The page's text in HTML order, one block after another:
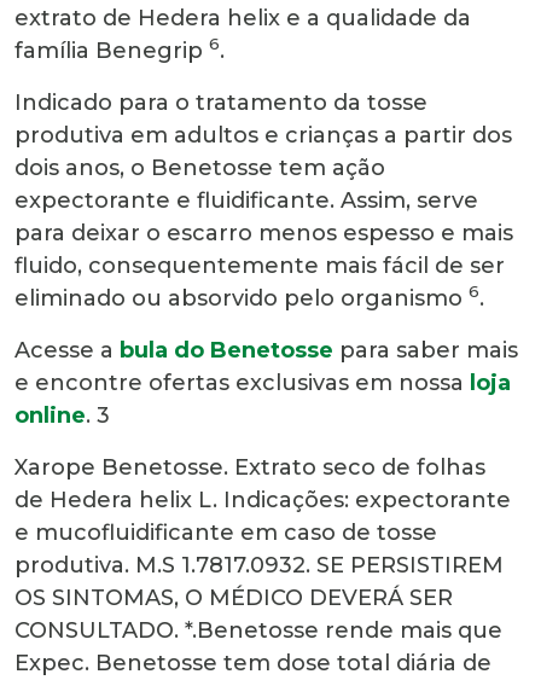
extrato de Hedera helix e a qualidade da
família Benegrip 6.
Indicado para o tratamento da tosse
produtiva em adultos e crianças a partir dos
dois anos, o Benetosse tem ação
expectorante e fluidificante. Assim, serve
para deixar o escarro menos espesso e mais
fluido, consequentemente mais fácil de ser
eliminado ou absorvido pelo organismo 6.
Acesse a bula do Benetosse para saber mais
e encontre ofertas exclusivas em nossa loja
online. 3
Xarope Benetosse. Extrato seco de folhas
de Hedera helix L. Indicações: expectorante
e mucofluidificante em caso de tosse
produtiva. M.S 1.7817.0932. SE PERSISTIREM
OS SINTOMAS, O MÉDICO DEVERÁ SER
CONSULTADO. *.Benetosse rende mais que
Expec. Benetosse tem dose total diária de